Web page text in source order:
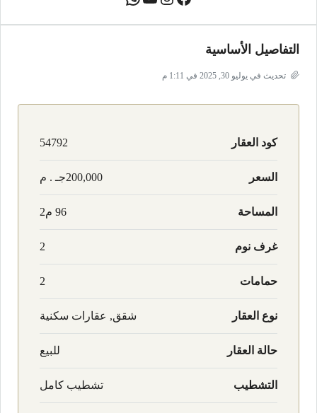
التفاصيل الأساسية
تحديث في يوليو 30, 2025 في 1:11 م
كود العقار 54792
السعر 200,000جـ . م
المساحة 96 م2
غرف نوم 2
حمامات 2
نوع العقار شقق, عقارات سكنية
حالة العقار للبيع
التشطيب تشطيب كامل